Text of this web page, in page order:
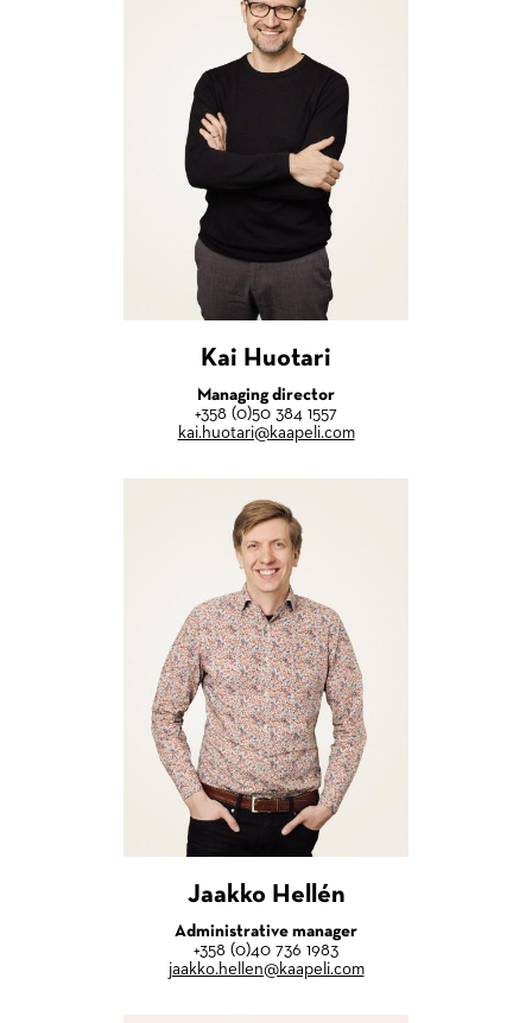
Kai Huotari
Managing director
+358 (0)50 384 1557
kai.huotari@kaapeli.com
Jaakko Hellén
Administrative manager
+358 (0)40 736 1983
jaakko.hellen@kaapeli.com